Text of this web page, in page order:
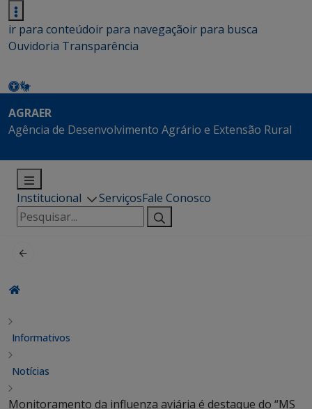
ir para conteúdoir para navegaçãoir para busca
Ouvidoria Transparência
AGRAER
Agência de Desenvolvimento Agrário e Extensão Rural
Institucional ServiçosFale Conosco
Pesquisar
por:
Informativos
Notícias
Monitoramento da influenza aviária é destaque do “MS